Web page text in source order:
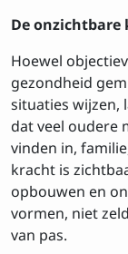
De
Hoewel
gezondheid
situaties wijzen,
dat veel oudere
vinden in,
kracht is
opbouwen en
vormen, niet
van pas.